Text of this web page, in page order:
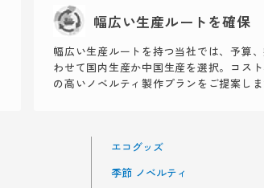
幅広い生産ルートを確保
幅広い生産ルートを持つ当社では、予算
わせて国内生産か中国生産を選択。コス
の高いノベルティ製作プランをご提案しま
エコグッズ
季節 ノベルティ